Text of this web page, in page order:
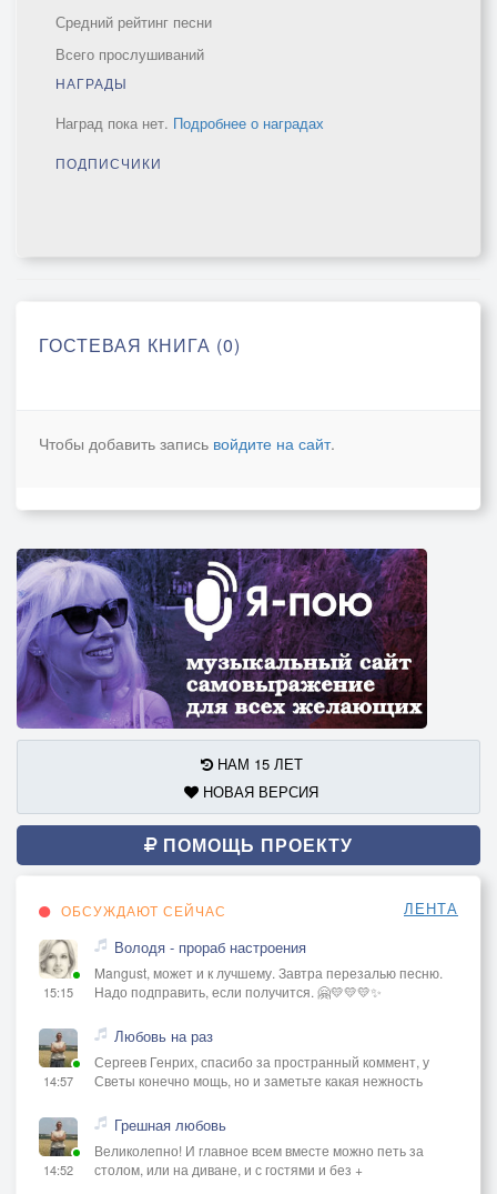
Средний рейтинг песни
Всего прослушиваний
НАГРАДЫ
Наград пока нет. Подробнее о наградах
ПОДПИСЧИКИ
ГОСТЕВАЯ КНИГА (0)
Чтобы добавить запись войдите на сайт.
НАМ 15 ЛЕТ
НОВАЯ ВЕРСИЯ
ПОМОЩЬ ПРОЕКТУ
ОБСУЖДАЮТ СЕЙЧАС ЛЕНТА
15:15
Володя - прораб настроения
Mangust, может и к лучшему. Завтра перезалью песню.
Надо подправить, если получится. 🤗💛💛💛✨
14:57
Любовь на раз
Сергеев Генрих, спасибо за пространный коммент, у
Светы конечно мощь, но и заметьте какая нежность
14:52
Грешная любовь
Великолепно! И главное всем вместе можно петь за
столом, или на диване, и с гостями и без +